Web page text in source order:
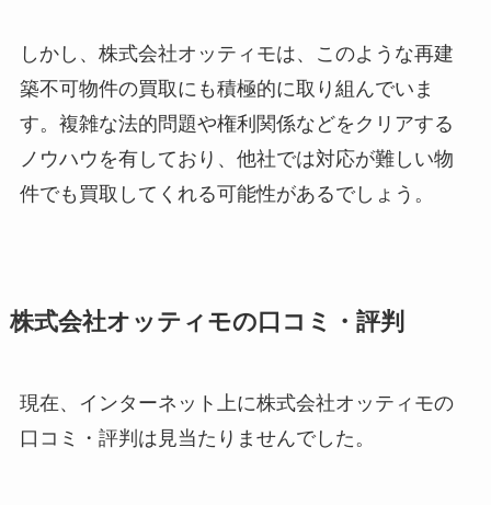
しかし、株式会社オッティモは、このような再建
築不可物件の買取にも積極的に取り組んでいま
す。複雑な法的問題や権利関係などをクリアする
ノウハウを有しており、他社では対応が難しい物
件でも買取してくれる可能性があるでしょう。
株式会社オッティモの口コミ・評判
現在、インターネット上に株式会社オッティモの
口コミ・評判は見当たりませんでした。